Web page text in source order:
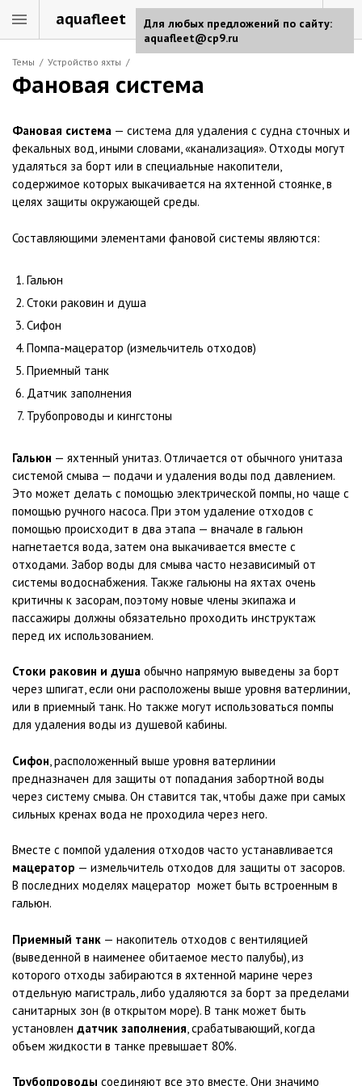
aquafleet
Темы / Устройство яхты /
Фановая система
Фановая система — система для удаления с судна сточных и
фекальных вод, иными словами, «канализация». Отходы могут
удаляться за борт или в специальные накопители,
содержимое которых выкачивается на яхтенной стоянке, в
целях защиты окружающей среды.
Составляющими элементами фановой системы являются:
Гальюн
Стоки раковин и душа
Сифон
Помпа-мацератор (измельчитель отходов)
Приемный танк
Датчик заполнения
Трубопроводы и кингстоны
Гальюн — яхтенный унитаз. Отличается от обычного унитаза
системой смыва — подачи и удаления воды под давлением.
Это может делать с помощью электрической помпы, но чаще с
помощью ручного насоса. При этом удаление отходов с
помощью происходит в два этапа — вначале в гальюн
нагнетается вода, затем она выкачивается вместе с
отходами. Забор воды для смыва часто независимый от
системы водоснабжения. Также гальюны на яхтах очень
критичны к засорам, поэтому новые члены экипажа и
пассажиры должны обязательно проходить инструктаж
перед их использованием.
Стоки раковин и душа обычно напрямую выведены за борт
через шпигат, если они расположены выше уровня ватерлинии,
или в приемный танк. Но также могут использоваться помпы
для удаления воды из душевой кабины.
Сифон, расположенный выше уровня ватерлинии
предназначен для защиты от попадания забортной воды
через систему смыва. Он ставится так, чтобы даже при самых
сильных кренах вода не проходила через него.
Вместе с помпой удаления отходов часто устанавливается
мацератор — измельчитель отходов для защиты от засоров.
В последних моделях мацератор может быть встроенным в
гальюн.
Приемный танк — накопитель отходов с вентиляцией
(выведенной в наименее обитаемое место палубы), из
которого отходы забираются в яхтенной марине через
отдельную магистраль, либо удаляются за борт за пределами
санитарных зон (в открытом море). В танк может быть
установлен датчик заполнения, срабатывающий, когда
объем жидкости в танке превышает 80%.
Трубопроводы соединяют все это вместе. Они значимо
Для любых предложений по сайту:
aquafleet@cp9.ru